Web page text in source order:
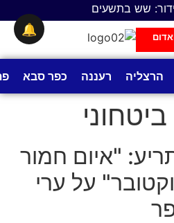
שש בתשעים
הרצליה רעננה כפר סבא
"איום חמור
7 באוקטובר" על ערי
🔔